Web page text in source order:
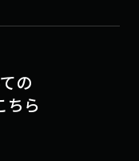
の
ちら